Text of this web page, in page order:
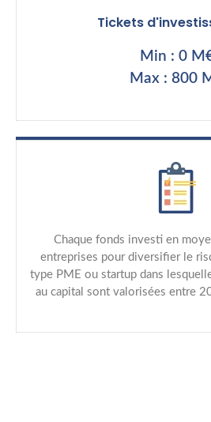
Tickets
Min : 0
Max : 800
Chaque fonds investi en
entreprises pour diversifier le
type PME ou startup dans
au capital sont valorisées entre